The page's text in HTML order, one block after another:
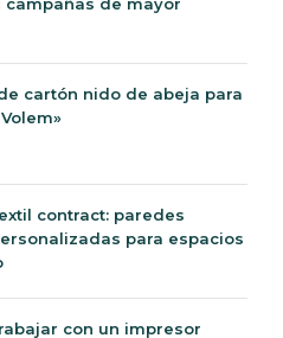
cartón nido de abeja para
contract: paredes
para espacios
con un impresor